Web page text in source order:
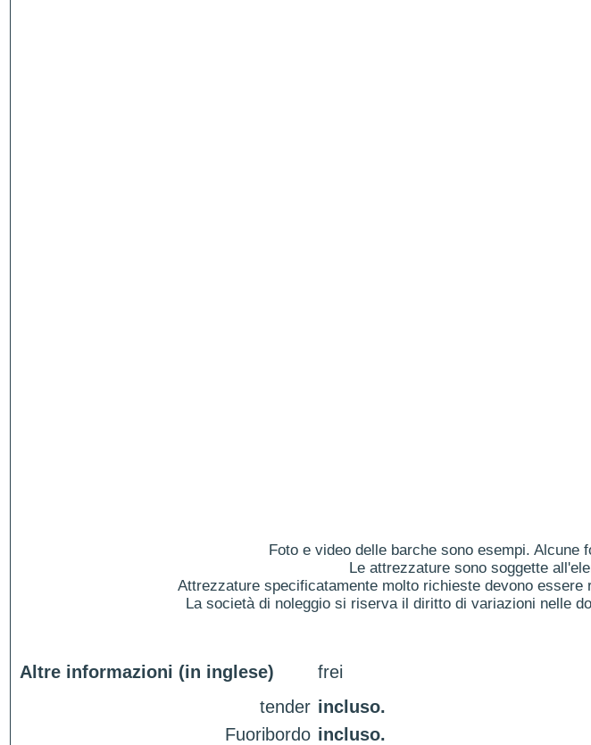
Foto e video delle barche sono esempi.
Le attrezzature sono soggette
Attrezzature specificatamente molto richieste devono
La società di noleggio si riserva il diritto di variazioni nelle
Altre informazioni (in inglese)
frei
tender incluso.
Fuoribordo incluso.